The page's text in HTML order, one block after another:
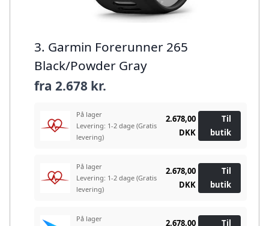
3. Garmin Forerunner 265
Black/Powder Gray
fra 2.678 kr.
På lager
Levering: 1-2 dage (Gratis
levering)
2.678,00
DKK
Til
butik
På lager
Levering: 1-2 dage (Gratis
levering)
2.678,00
DKK
Til
butik
På lager
2.678,00
Til